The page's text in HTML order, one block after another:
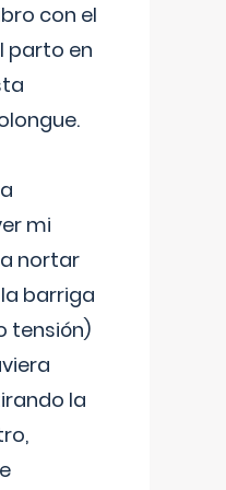
con el
parto en
mi
nortar
barriga
tensión)
la